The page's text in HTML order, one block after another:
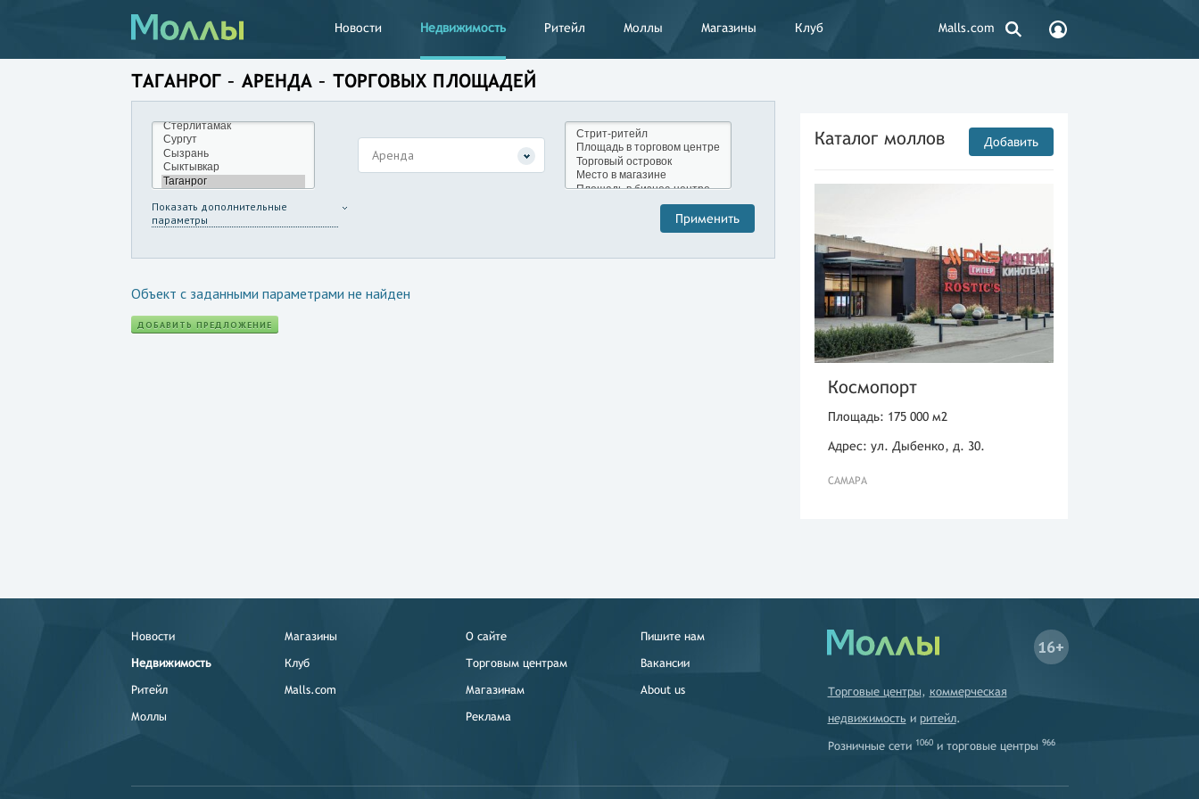
Новости Недвижимость Ритейл Моллы Магазины Клуб Malls.com
ТАГАНРОГ – АРЕНДА – ТОРГОВЫХ ПЛОЩАДЕЙ
Аренда
Показать дополнительные
параметры
Объект с заданными параметрами не найден
ДОБАВИТЬ ПРЕДЛОЖЕНИЕ
Каталог моллов Добавить
Космопорт
Площадь: 175 000 м2
Адрес: ул. Дыбенко, д. 30.
САМАРА
Новости
Недвижимость
Ритейл
Моллы
Магазины
Клуб
Malls.com
О сайте
Торговым центрам
Магазинам
Реклама
Пишите нам
Вакансии
About us
16+
Торговые центры, коммерческая
недвижимость и ритейл.
Розничные сети 1060и торговые центры 966